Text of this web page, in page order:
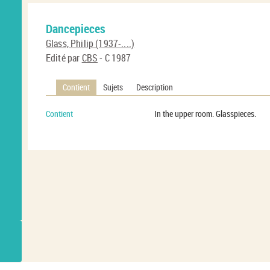
Dancepieces
Glass, Philip (1937-....)
Edité parCBS- C 1987
Contient Sujets Description
Contient In the upper room. Glasspieces.